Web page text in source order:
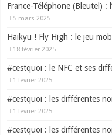
France-Téléphone (Bleutel)
5 mars 2025
Haikyu ! Fly High : le jeu
18 février 2025
#cestquoi : le NFC et ses
1 février 2025
#cestquoi : les différentes
1 février 2025
#cestquoi : les différentes